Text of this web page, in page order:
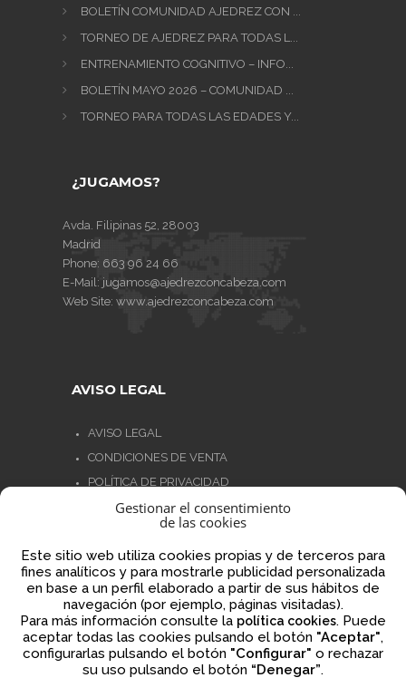
Gestionar el consentimiento
de las cookies
Este sitio web utiliza cookies propias y de terceros para
fines analíticos y para mostrarle publicidad personalizada
en base a un perfil elaborado a partir de sus hábitos de
navegación (por ejemplo, páginas visitadas).
Para más información consulte la política cookies. Puede
aceptar todas las cookies pulsando el botón "Aceptar",
configurarlas pulsando el botón "Configurar" o rechazar
su uso pulsando el botón “Denegar”.
BOLETÍN COMUNIDAD AJEDREZ CON ...
TORNEO DE AJEDREZ PARA TODAS L...
ENTRENAMIENTO COGNITIVO – INFO...
BOLETÍN MAYO 2026 – COMUNIDAD ...
TORNEO PARA TODAS LAS EDADES Y...
¿JUGAMOS?
Avda. Filipinas 52, 28003
Madrid
Phone: 663 96 24 66
E-Mail: jugamos@ajedrezconcabeza.com
Web Site: www.ajedrezconcabeza.com
AVISO LEGAL
AVISO LEGAL
CONDICIONES DE VENTA
POLÍTICA DE PRIVACIDAD
POLÍTICA DE COOKIES
NORMATIVA AJEDREZ CON CABEZA
Financiado por la Unión Europea – NextGenerationEU